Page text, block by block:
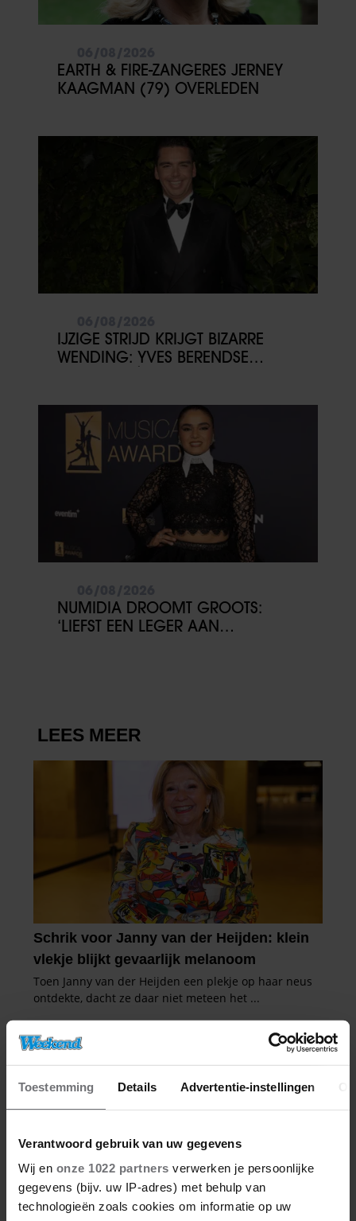
Toestemming Details Advertentie-instellingen
Verantwoord gebruik van uw gegevens
Wij en onze 1022 partners verwerken je persoonlijke
gegevens (bijv. uw IP-adres) met behulp van
technologieën zoals cookies om informatie op uw
EARTH & FIRE-ZANGERES JERNEY
KAAGMAN (79) OVERLEDEN
IJZIGE STRIJD KRIJGT BIZARRE
WENDING: YVES BERENDSE
NUMIDIA DROOMT GROOTS:
‘LIEFST EEN LEGER AAN